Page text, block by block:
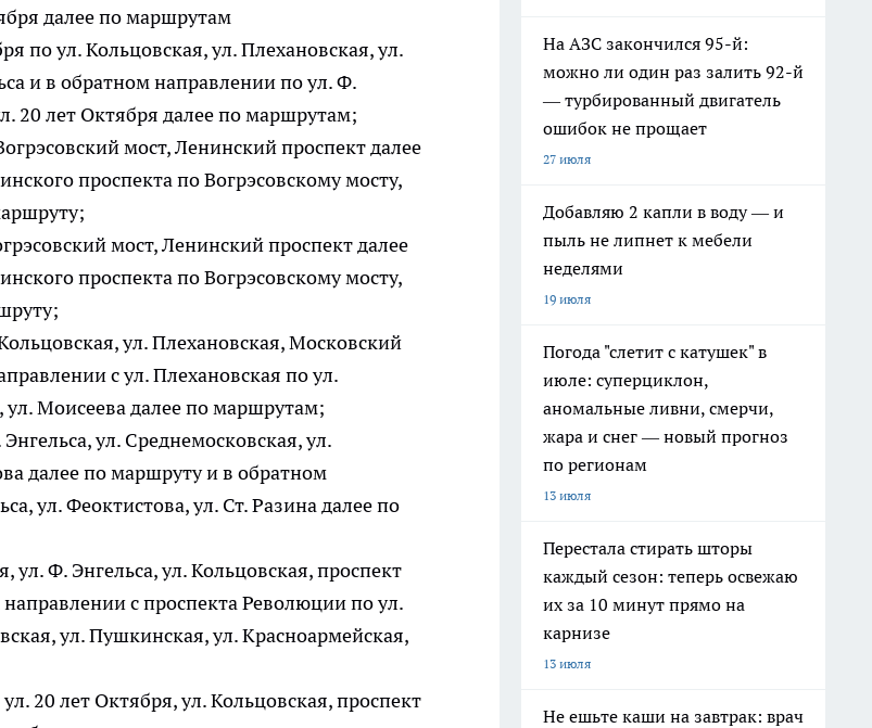
далее по маршрутам
по ул. Кольцовская, ул. Плехановская, ул.
и в обратном направлении по ул. Ф.
20 лет Октября далее по маршрутам;
мост, Ленинский проспект далее
проспекта по Вогрэсовскому мосту,
мост, Ленинский проспект далее
проспекта по Вогрэсовскому мосту,
ул. Плехановская, Московский
с ул. Плехановская по ул.
Моисеева далее по маршрутам;
ул. Среднемосковская, ул.
далее по маршруту и в обратном
ул. Феоктистова, ул. Ст. Разина далее по
Ф. Энгельса, ул. Кольцовская, проспект
с проспекта Революции по ул.
ул. Пушкинская, ул. Красноармейская,
20 лет Октября, ул. Кольцовская, проспект
На АЗС закончился 95-й:
можно ли один раз залить 92-й
— турбированный двигатель
ошибок не прощает
27 июля
Добавляю 2 капли в воду — и
пыль не липнет к мебели
неделями
19 июля
Погода "слетит с катушек" в
июле: суперциклон,
аномальные ливни, смерчи,
жара и снег — новый прогноз
по регионам
13 июля
Перестала стирать шторы
каждый сезон: теперь освежаю
их за 10 минут прямо на
карнизе
13 июля
Не ешьте каши на завтрак: врач